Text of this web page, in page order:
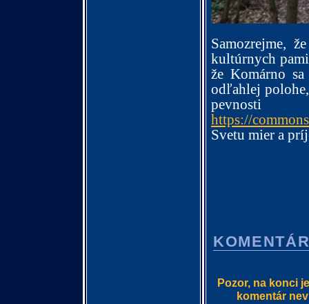
Samozrejme,
kultúrnych
že Komárno
odľahlej
https://
Svetu mier a
Pozor, na konci
komentár